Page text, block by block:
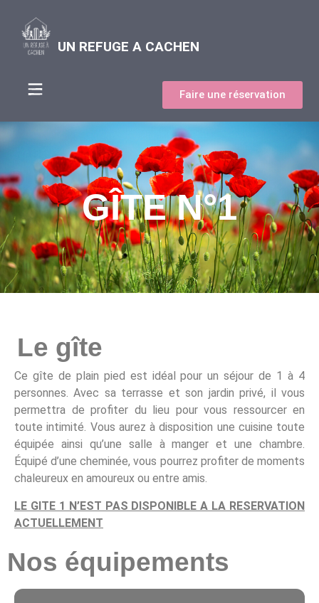
UN REFUGE A CACHEN
Faire une réservation
GÎTE N°1
Le gîte
Ce gîte de plain pied est idéal pour un séjour de 1 à 4
personnes. Avec sa terrasse et son jardin privé, il vous
permettra de profiter du lieu pour vous ressourcer en
toute intimité. Vous aurez à disposition une cuisine toute
équipée ainsi qu’une salle à manger et une chambre.
Équipé d’une cheminée, vous pourrez profiter de moments
chaleureux en amoureux ou entre amis.
LE GITE 1 N’EST PAS DISPONIBLE A LA RESERVATION
ACTUELLEMENT
Nos équipements